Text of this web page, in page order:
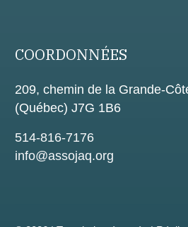
COORDONNÉES
209, chemin de la Grande-
(Québec) J7G 1B6
514-816-7176
info@assojaq.org